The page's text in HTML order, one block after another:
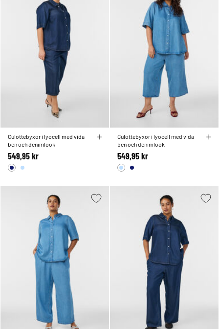
Culottebyxor i lyocell med vida
ben och denimlook
549,95 kr
Culottebyxor i lyocell med vida
ben och denimlook
549,95 kr